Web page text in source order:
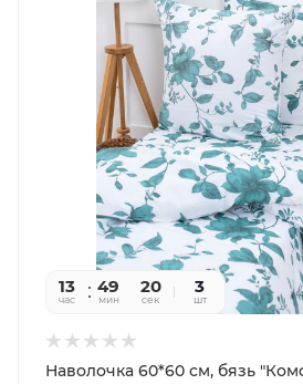
13
час
49
мин
20
сек
3
шт
Наволочка 60*60 см, бязь